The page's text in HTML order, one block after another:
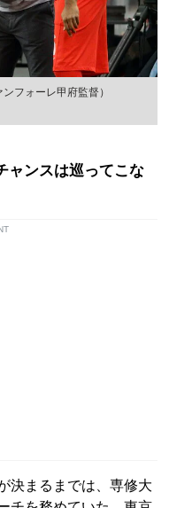
ンフォーレ甲府監督）
ャンスは巡ってこな
決まるまでは、専修大